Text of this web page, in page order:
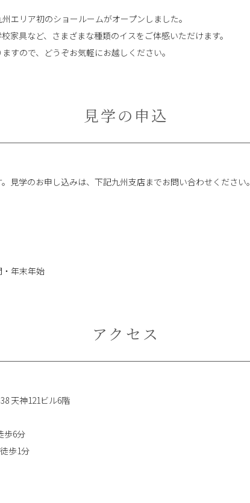
エリア初のショールームがオープンしました。
家具など、さまざまな種類のイスをご体感いただけます。
すので、どうぞお気軽にお越しください。
見学の申込
見学のお申し込みは、下記九州支店までお問い合わせください。
年末年始
アクセス
天神121ビル6階
歩6分
歩1分